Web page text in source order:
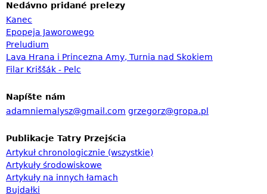
d
á
v
a
n
i
e
Nedávno pridané prelezy
Kanec
Epopeja Jaworowego
Preludium
Lava Hrana i Princezna Amy, Turnia nad Skokiem
Filar Kriššák - Pelc
Napíšte nám
adamniemalysz@gmail.com grzegorz@gropa.pl
Publikacje Tatry Przejścia
Artykuł chronologicznie (wszystkie)
Artykuły środowiskowe
Artykuły na innych łamach
Bujdałki